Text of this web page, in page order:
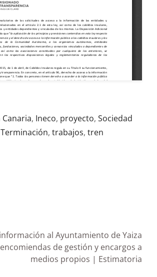
Canaria, Ineco, proyecto, Sociedad
Terminación, trabajos, tren
al Ayuntamiento de Yaiza
de gestión y encargos a
medios propios | Estimatoria